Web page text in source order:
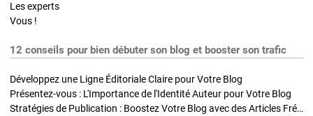
Les experts
Vous !
12 conseils pour bien débuter son blog et booster son trafic
Développez une Ligne Éditoriale Claire pour Votre Blog
Présentez-vous : L'Importance de l'Identité Auteur pour Votre Blog
Stratégies de Publication : Boostez Votre Blog avec des Articles Fréquents et Exclusifs